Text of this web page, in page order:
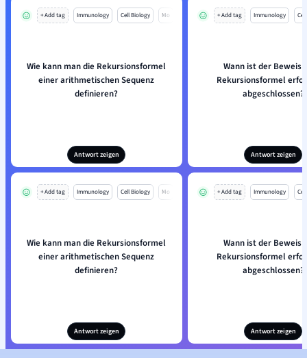
+ Add tag Immunology Cell Biology Mo
Wie kann man die Rekursionsformel
einer arithmetischen Sequenz
definieren?
Antwort zeigen
+ Add tag Immunology
Wann ist der Beweis
Rekursionsformel
abgeschlossen?
Antwort zeigen
+ Add tag Immunology Cell Biology Mo
Wie kann man die Rekursionsformel
einer arithmetischen Sequenz
definieren?
Antwort zeigen
+ Add tag Immunology
Wann ist der Beweis
Rekursionsformel
abgeschlossen?
Antwort zeigen